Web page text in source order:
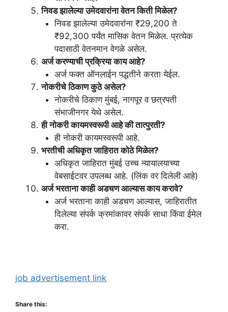
निवड झालेल्या उमेदवारांना वेतन किती मिळेल?
निवड झालेल्या उमेदवारांना ₹29,200 ते
₹92,300 पर्यंत मासिक वेतन मिळेल. प्रत्येक
पदासाठी वेतनमान वेगळे असेल.
अर्ज करण्याची प्रक्रिया काय आहे?
अर्ज फक्त ऑनलाईन पद्धतीने करता येईल.
नोकरीचे ठिकाण कुठे असेल?
नोकरीचे ठिकाण मुंबई, नागपूर व छत्रपती
संभाजीनगर येथे असेल.
ही नोकरी कायमस्वरूपी आहे की तात्पुरती?
ही नोकरी कायमस्वरूपी आहे.
भरतीची अधिकृत जाहिरात कोठे मिळेल?
अधिकृत जाहिरात मुंबई उच्च न्यायालयाच्या
वेबसाईटवर उपलब्ध आहे. (लिंक वर दिलेली आहे)
अर्ज भरताना काही अडचण आल्यास काय करावे?
अर्ज भरताना काही अडचण आल्यास, जाहिरातीत
दिलेल्या संपर्क क्रमांकावर संपर्क साधा किंवा ईमेल
करा.
job advertisement link
Share this: